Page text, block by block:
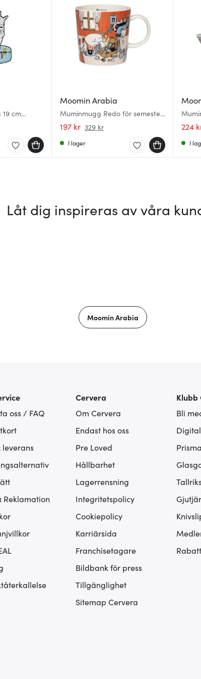
cm
Moomin Arabia
Muminmugg Redo för semester
30 cl Sommar 2026
197 kr 329 kr
I lager
224
I
Låt dig inspireras av våra
Moomin Arabia
oss / FAQ
leverans
Reklamation
Cervera
Om Cervera
Endast hos oss
Pre Loved
Hållbarhet
Lagerrensning
Integritetspolicy
Cookiepolicy
Karriärsida
Franchisetagare
Bildbank för press
Tillgänglighet
Sitemap Cervera
Klubb
Bli